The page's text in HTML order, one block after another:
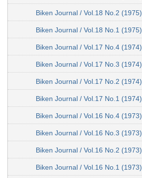
Biken Journal / Vol.18 No.2 (1975)
Biken Journal / Vol.18 No.1 (1975)
Biken Journal / Vol.17 No.4 (1974)
Biken Journal / Vol.17 No.3 (1974)
Biken Journal / Vol.17 No.2 (1974)
Biken Journal / Vol.17 No.1 (1974)
Biken Journal / Vol.16 No.4 (1973)
Biken Journal / Vol.16 No.3 (1973)
Biken Journal / Vol.16 No.2 (1973)
Biken Journal / Vol.16 No.1 (1973)